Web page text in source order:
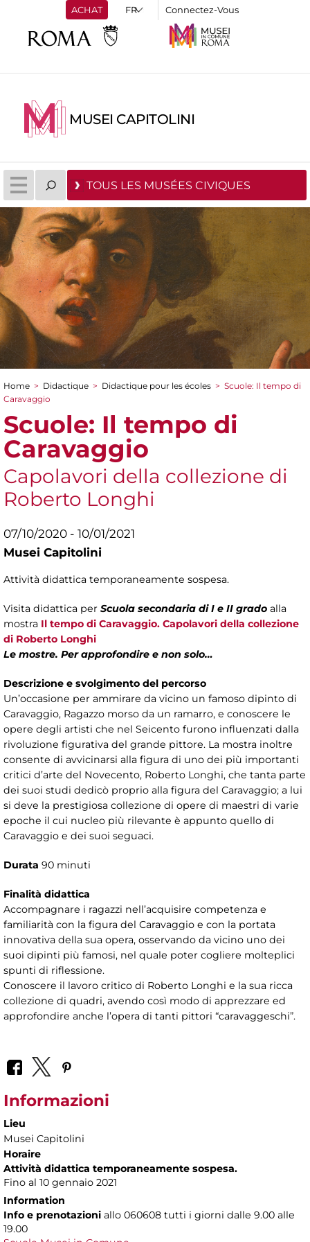
ACHAT Connectez-Vous
MUSEI CAPITOLINI
TOUS LES MUSÉES CIVIQUES
You are here
Home > Didactique > Didactique pour les écoles > Scuole: Il tempo di
Caravaggio
Scuole: Il tempo di
Caravaggio
Capolavori della collezione di
Roberto Longhi
07/10/2020 - 10/01/2021
Musei Capitolini
Attività didattica temporaneamente sospesa.
Visita didattica per Scuola secondaria di I e II grado alla
mostra Il tempo di Caravaggio. Capolavori della collezione
di Roberto Longhi
Le mostre. Per approfondire e non solo…
Descrizione e svolgimento del percorso
Un’occasione per ammirare da vicino un famoso dipinto di
Caravaggio, Ragazzo morso da un ramarro, e conoscere le
opere degli artisti che nel Seicento furono influenzati dalla
rivoluzione figurativa del grande pittore. La mostra inoltre
consente di avvicinarsi alla figura di uno dei più importanti
critici d’arte del Novecento, Roberto Longhi, che tanta parte
dei suoi studi dedicò proprio alla figura del Caravaggio; a lui
si deve la prestigiosa collezione di opere di maestri di varie
epoche il cui nucleo più rilevante è appunto quello di
Caravaggio e dei suoi seguaci.
Durata 90 minuti
Finalità didattica
Accompagnare i ragazzi nell’acquisire competenza e
familiarità con la figura del Caravaggio e con la portata
innovativa della sua opera, osservando da vicino uno dei
suoi dipinti più famosi, nel quale poter cogliere molteplici
spunti di riflessione.
Conoscere il lavoro critico di Roberto Longhi e la sua ricca
collezione di quadri, avendo così modo di apprezzare ed
approfondire anche l’opera di tanti pittori “caravaggeschi”.
Informazioni
Lieu
Musei Capitolini
Horaire
Attività didattica temporaneamente sospesa.
Fino al 10 gennaio 2021
Information
Info e prenotazioni allo 060608 tutti i giorni dalle 9.00 alle
19.00